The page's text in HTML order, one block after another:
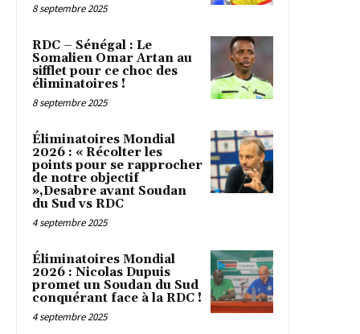
8 septembre 2025
RDC – Sénégal : Le
Somalien Omar Artan au
sifflet pour ce choc des
éliminatoires !
8 septembre 2025
Éliminatoires Mondial
2026 : « Récolter les
points pour se rapprocher
de notre objectif
»,Desabre avant Soudan
du Sud vs RDC
4 septembre 2025
Éliminatoires Mondial
2026 : Nicolas Dupuis
promet un Soudan du Sud
conquérant face à la RDC !
4 septembre 2025